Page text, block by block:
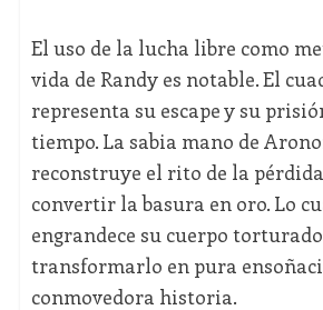
El uso de la lucha libre como
vida de Randy es notable. El
representa su escape y su
tiempo. La sabia mano de
reconstruye el rito de la
convertir la basura en oro. Lo
engrandece su cuerpo
transformarlo en pura
conmovedora historia.